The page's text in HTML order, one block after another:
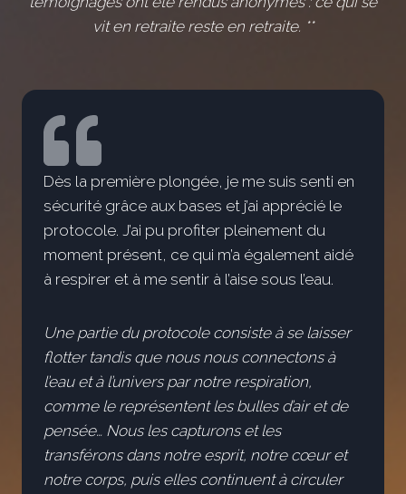
vit en retraite reste en retraite. **
Dès la première plongée, je me suis senti en
sécurité grâce aux bases et j’ai apprécié le
protocole. J’ai pu profiter pleinement du
moment présent, ce qui m’a également aidé
à respirer et à me sentir à l’aise sous l’eau.
Une partie du protocole consiste à se laisser
flotter tandis que nous nous connectons à
l’eau et à l’univers par notre respiration,
comme le représentent les bulles d’air et de
pensée… Nous les capturons et les
transférons dans notre esprit, notre cœur et
notre corps, puis elles continuent à circuler